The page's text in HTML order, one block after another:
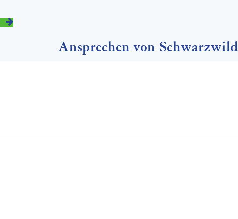
Ansprechen von Schwarzwild